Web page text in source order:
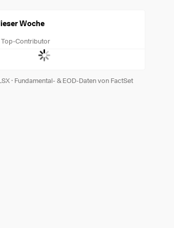
Woche
Top-Contributor
· Fundamental- & EOD-Daten von FactSet